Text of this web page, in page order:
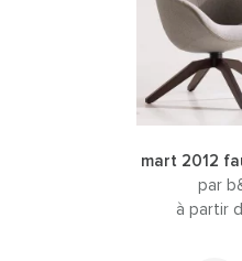
mart 2012
par
à partir